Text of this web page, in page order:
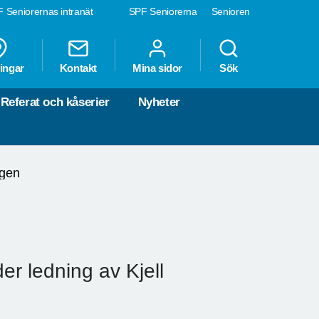
SPF Seniorerna Senioren
Seniorernas intranät
Kontakt Mina sidor Sök
Referat och kåserier Nyheter
ledning av Kjell